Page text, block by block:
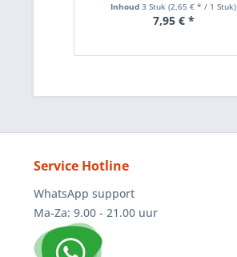
Inhoud3 Stuk(2,65 € * / 1 Stuk)
7,95 € *
Service Hotline
WhatsApp support
Ma-Za: 9.00 - 21.00 uur